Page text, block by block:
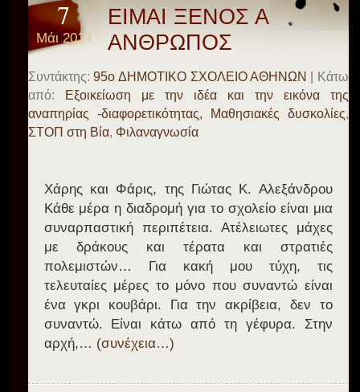
7
Μάι 2014
ΕΙΜΑΙ ΞΕΝΟΣ ΑΛΛΑ
ΑΝΘΡΩΠΟΣ
Συντάκτης: 95o ΔΗΜΟΤΙΚΟ ΣΧΟΛΕΙΟ ΑΘΗΝΩΝ
| Κάτω
από:
Εξοικείωση με την ιδέα και την εικόνα της
αναπηρίας -διαφορετικότητας, Μαθησιακές δυσκολίες,
ΣΤΟΠ στη Βία, Φιλαναγνωσία
Χάρης και Φάρις, της Γιώτας Κ. Αλεξάνδρου
Κάθε μέρα η διαδρομή για το σχολείο είναι μια
συναρπαστική περιπέτεια. Ατέλειωτες μάχες
με δράκους και τέρατα και στρατιές
πολεμιστών… Για κακή μου τύχη, τις
τελευταίες μέρες το μόνο που συναντώ είναι
ένα γκρι κουβάρι. Για την ακρίβεια, δεν το
συναντώ. Είναι κάτω από τη γέφυρα. Στην
αρχή,… (συνέχεια…)